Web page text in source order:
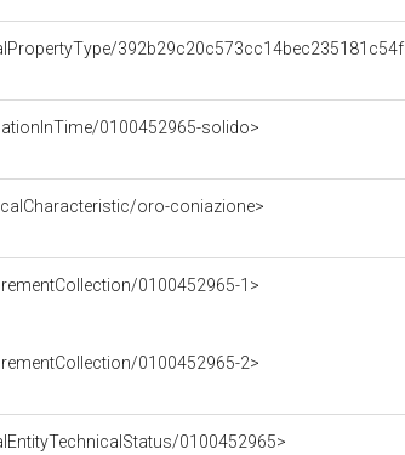
0100452965-solido>
oro-coniazione>
0100452965-1>
0100452965-2>
0100452965>